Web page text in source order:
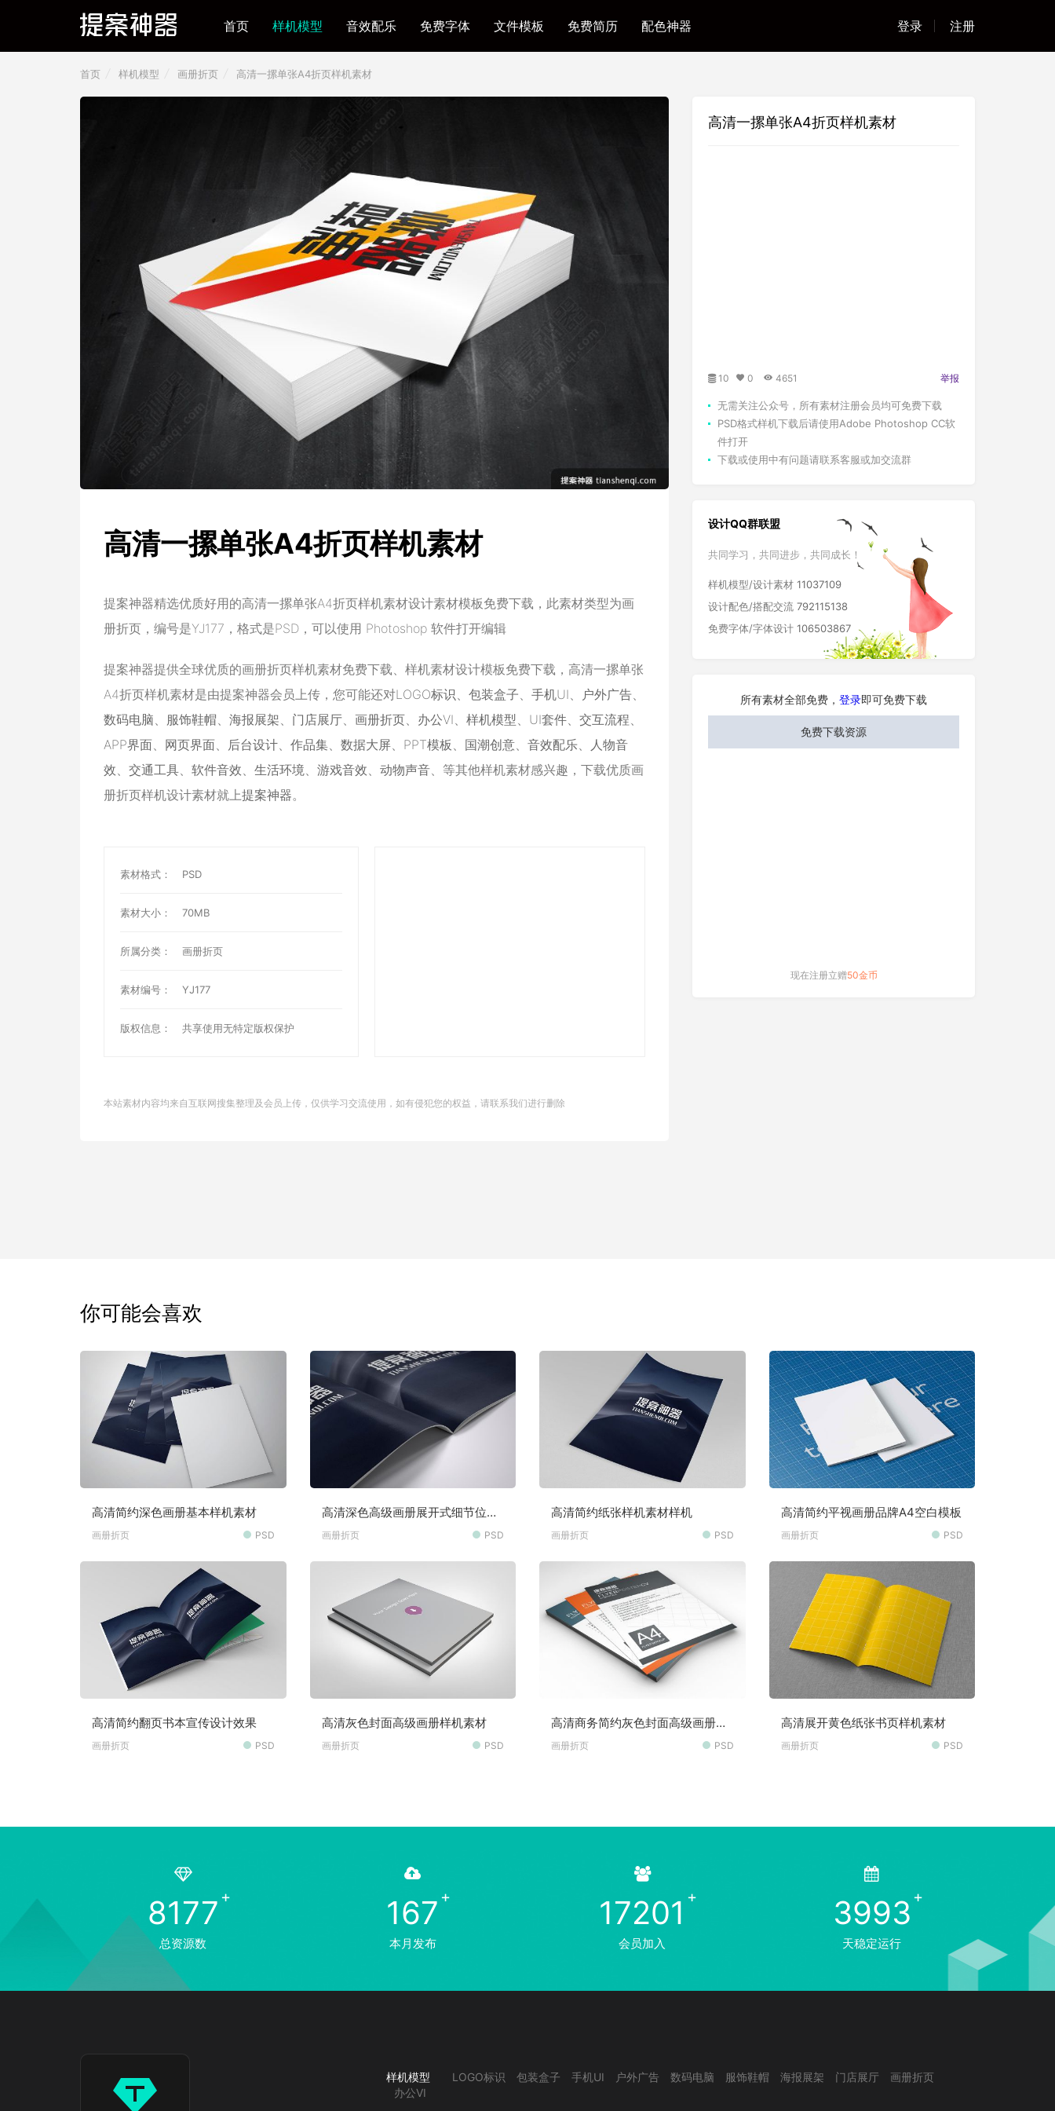
首页 样机模型 音效配乐 免费字体 文件模板 免费简历 配色神器 登录 注册
首页 样机模型 画册折页 高清一摞单张A4折页样机素材
高清一摞单张A4折页样机素材
提案神器精选优质好用的高清一摞单张A4折页样机素材设计素材模板免费下载，此素材类型为画
册折页，编号是YJ177，格式是PSD，可以使用 Photoshop 软件打开编辑
提案神器提供全球优质的画册折页样机素材免费下载、样机素材设计模板免费下载，高清一摞单张
A4折页样机素材是由提案神器会员上传，您可能还对LOGO标识、 包装盒子、 手机UI、 户外广告、
数码电脑、 服饰鞋帽、 海报展架、 门店展厅、 画册折页、 办公VI、 样机模型、 UI套件、 交互流程、
APP界面、 网页界面、 后台设计、 作品集、 数据大屏、 PPT模板 、 国潮创意、 音效配乐、
人物音
效、 交通工具、 软件音效、 生活环境、 游戏音效、 动物声音、等其他样机素材感兴趣，下载优质画
册折页样机设计素材就上提案神器。
素材格式： PSD
素材大小： 70MB
所属分类： 画册折页
素材编号： YJ177
版权信息： 共享使用无特定版权保护
本站素材内容均来自互联网搜集整理及会员上传，仅供学习交流使用，如有侵犯您的权益，请联系我们进行删除
高清一摞单张A4折页样机素材
10 0 4651 举报
无需关注公众号，所有素材注册会员均可免费下载
PSD格式样机下载后请使用Adobe Photoshop CC软
件打开
下载或使用中有问题请联系客服或加交流群
设计QQ群联盟
共同学习，共同进步，共同成长！
样机模型/设计素材 11037109
设计配色/搭配交流 792115138
免费字体/字体设计 106503867
所有素材全部免费， 登录即可免费下载
免费下载资源
现在注册立赠50金币
你可能会喜欢
高清简约深色画册基本样机素材
画册折页 PSD
高清深色高级画册展开式细节位置
样机素材
画册折页 PSD
高清简约纸张样机素材样机
画册折页 PSD
高清简约平视画册品牌A4空白模板
画册折页 PSD
高清简约翻页书本宣传设计效果
画册折页 PSD
高清灰色封面高级画册样机素材
画册折页 PSD
高清商务简约灰色封面高级画册样
机素材
画册折页 PSD
高清展开黄色纸张书页样机素材
画册折页 PSD
8177
总资源数
167
本月发布
17201
会员加入
3993
天稳定运行
样机模型 LOGO标识 包装盒子 手机UI 户外广告 数码电脑 服饰鞋帽 海报展架 门店展厅
画册折页
办公VI